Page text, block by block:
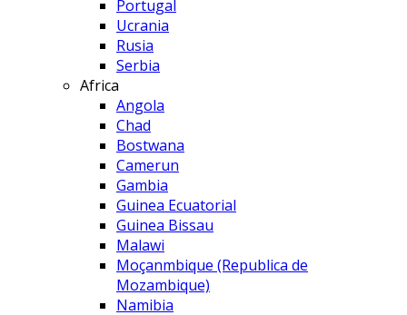
Portugal
Ucrania
Rusia
Serbia
Africa
Angola
Chad
Bostwana
Camerun
Gambia
Guinea Ecuatorial
Guinea Bissau
Malawi
Moçanmbique (Republica de
Mozambique)
Namibia